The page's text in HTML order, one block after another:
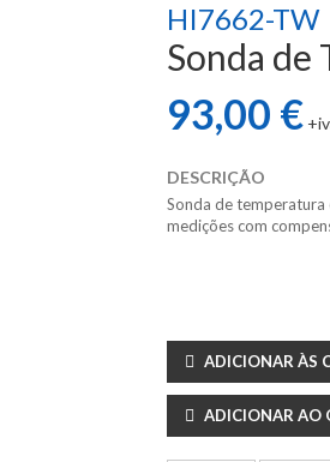
HI7662-TW
Sonda de
93,00 €
DESCRIÇÃO
Sonda de
medições com
ADICIONAR ÀS
ADICIONAR AO